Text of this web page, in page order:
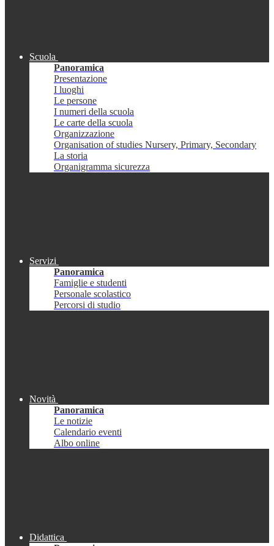
Scuola
Panoramica
Presentazione
I luoghi
Le persone
I numeri della scuola
Le carte della scuola
Organizzazione
Organisation of studies Nursery, Primary, Secondary
La storia
Organigramma sicurezza
Servizi
Panoramica
Famiglie e studenti
Personale scolastico
Percorsi di studio
Novità
Panoramica
Le notizie
Calendario eventi
Albo online
Didattica